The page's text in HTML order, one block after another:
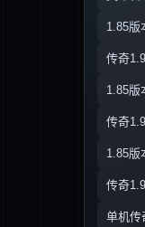
1.85版
传奇
1.85版
传奇
1.85版
传奇
单机传